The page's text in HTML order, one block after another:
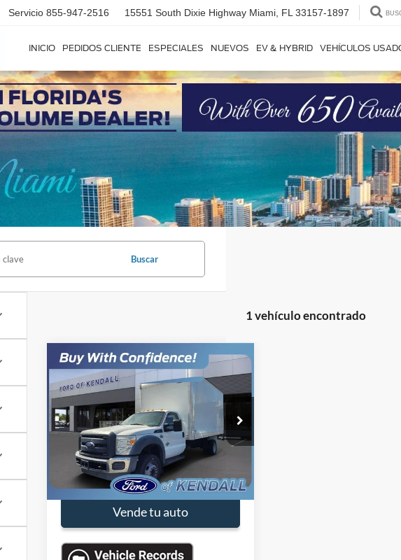
Servicio 855-947-2516 15551 South Dixie Highway Miami, FL 33157-1897
INICIO PEDIDOS CLIENTE ESPECIALES NUEVOS EV & HYBRID VEHÍCULOS
Buscar
1 vehículo encontrado
2015Ford F-550SDXL
DRW
VIN: 1FDUF5GTXFEA32068Valores:
FEA32068
Modelo:F5G
Available 195,399 mi
$9,000
SAVINGS
$19,990
PRECIO
DESTACADO
Less
Precio de Venta:
$28,990
Descuentos
-$9,000
Precio con Descuento:
$19,990
Vende tu auto
Comparar vehículo